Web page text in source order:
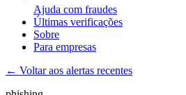
Ajuda com fraudes
Últimas verificações
Sobre
Para empresas
← Voltar aos alertas recentes